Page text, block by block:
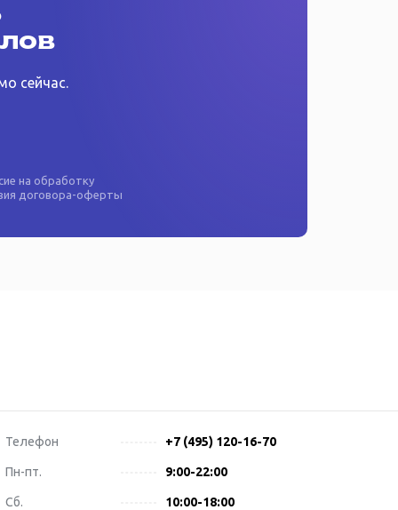
сейчас.
на обработку
договора-оферты
Телефон +7 (495) 120-16-70
Пн-пт. 9:00-22:00
Сб. 10:00-18:00